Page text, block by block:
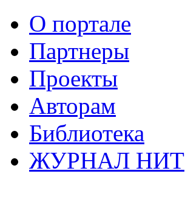
О портале
Партнеры
Проекты
Авторам
Библиотека
ЖУРНАЛ НИТ